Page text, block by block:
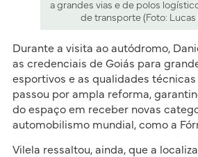
a grandes vias e de polos
de transporte (Foto: Lucas
Durante a visita ao autódromo,
as credenciais de Goiás para
esportivos e as qualidades
passou por ampla reforma,
do espaço em receber novas
automobilismo mundial, como a
Vilela ressaltou, ainda, que a